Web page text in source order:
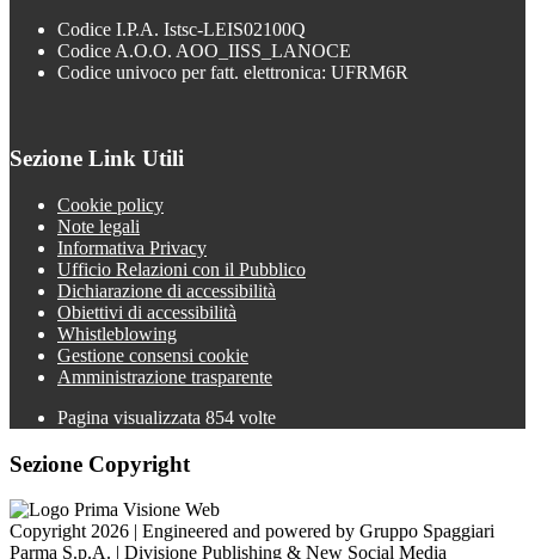
Codice I.P.A. Istsc-LEIS02100Q
Codice A.O.O. AOO_IISS_LANOCE
Codice univoco per fatt. elettronica: UFRM6R
Sezione Link Utili
Cookie policy
Note legali
Informativa Privacy
Ufficio Relazioni con il Pubblico
Dichiarazione di accessibilità
Obiettivi di accessibilità
Whistleblowing
Gestione consensi cookie
Amministrazione trasparente
Pagina visualizzata 854 volte
Sezione Copyright
Copyright 2026 | Engineered and powered by Gruppo Spaggiari
Parma S.p.A. | Divisione Publishing & New Social Media